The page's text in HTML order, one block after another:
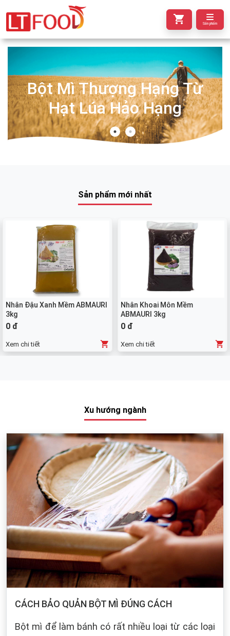
Sản phẩm
Bột Mì Thượng Hạng Từ
Hạt Lúa Hảo Hạng
Sản phẩm mới nhất
Nhân Đậu Xanh Mềm ABMAURI
3kg
0 đ
Xem chi tiết
Nhân Khoai Môn Mềm
ABMAURI 3kg
0 đ
Xem chi tiết
Xu hướng ngành
CÁCH BẢO QUẢN BỘT MÌ ĐÚNG CÁCH
Bột mì để làm bánh có rất nhiều loại từ các loại